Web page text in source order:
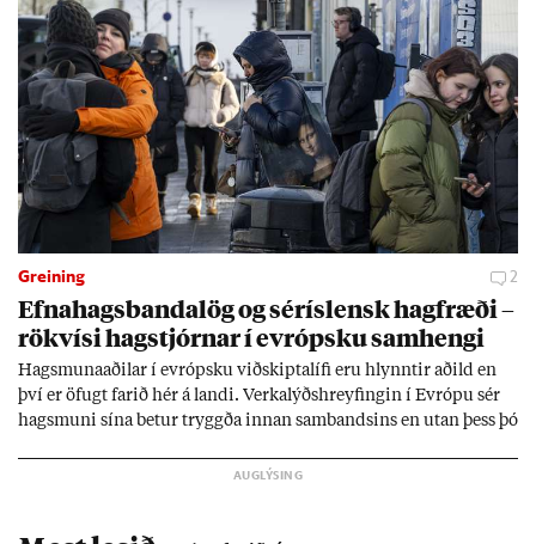
Greining 2
Efna­hags­banda­lög og sér­ís­lensk hag­fræði –
rök­vísi hag­stjórn­ar í evr­ópsku sam­hengi
Hags­muna­að­il­ar í evr­ópsku við­skipta­lífi eru hlynnt­ir að­ild en
því er öf­ugt far­ið hér á landi. Verka­lýðs­hreyf­ing­in í Evr­ópu sér
hags­muni sína bet­ur tryggða inn­an sam­bands­ins en ut­an þess þó
Evr­ópu­sam­bands­ins er í mikl­um meiri­hluta ánægð­ur með það